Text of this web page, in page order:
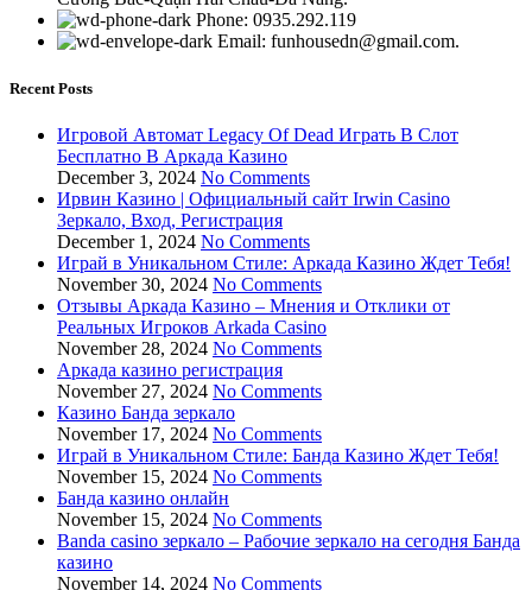
Phone: 0935.292.119
Email: funhousedn@gmail.com.
Recent Posts
Игровой Автомат Legacy Of Dead Играть В Слот
Бесплатно В Аркада Казино
December 3, 2024 No Comments
Ирвин Казино | Официальный сайт Irwin Casino
Зеркало, Вход, Регистрация
December 1, 2024 No Comments
Играй в Уникальном Стиле: Аркада Казино Ждет Тебя!
November 30, 2024 No Comments
Отзывы Аркада Казино – Мнения и Отклики от
Реальных Игроков Arkada Casino
November 28, 2024 No Comments
Аркада казино регистрация
November 27, 2024 No Comments
Казино Банда зеркало
November 17, 2024 No Comments
Играй в Уникальном Стиле: Банда Казино Ждет Тебя!
November 15, 2024 No Comments
Банда казино онлайн
November 15, 2024 No Comments
Banda casino зеркало – Рабочие зеркало на сегодня Банда
казино
November 14, 2024 No Comments